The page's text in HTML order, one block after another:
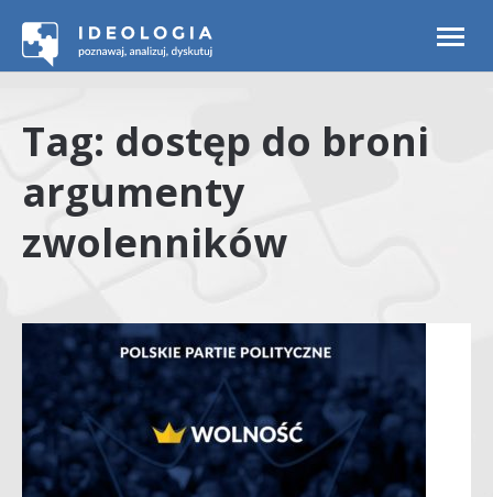
Tag: dostęp do broni
argumenty
zwolenników